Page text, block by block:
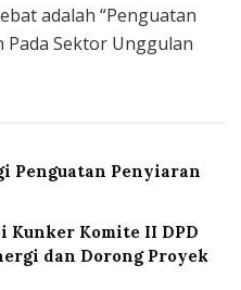
adalah “Penguatan
Pada Sektor Unggulan
Penguatan Penyiaran
Kunker Komite II DPD
dan Dorong Proyek